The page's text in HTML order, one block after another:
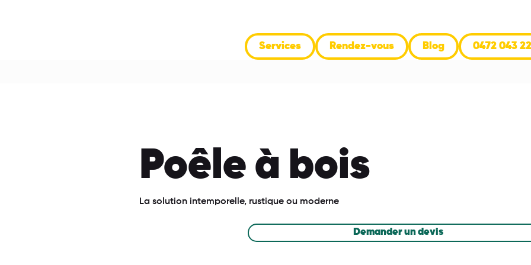
Services Rendez-vous Blog 0472 043
Poêle à bois
La solution intemporelle, rustique ou moderne
Demander un devis